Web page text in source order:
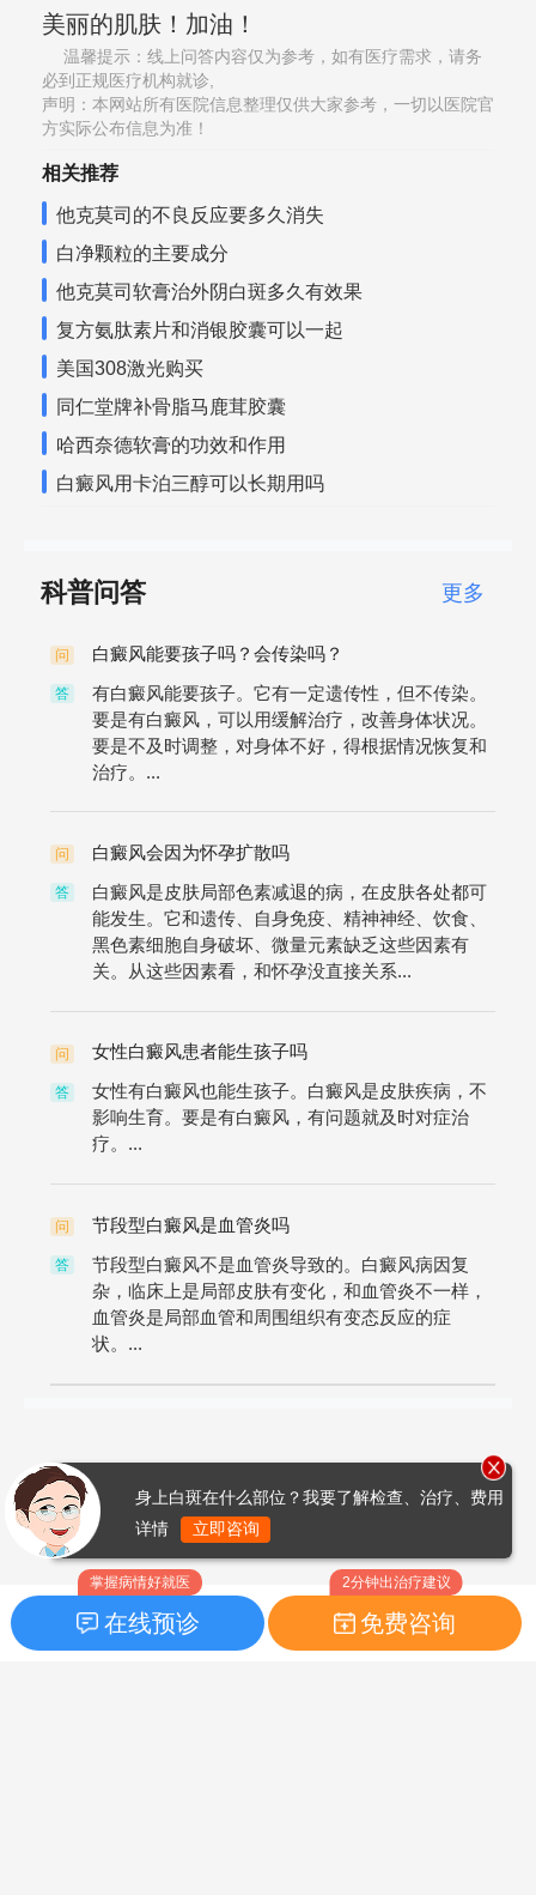
美丽的肌肤！加油！
温馨提示：线上问答内容仅为参考，如有医疗需求，请务
必到正规医疗机构就诊,
声明：本网站所有医院信息整理仅供大家参考，一切以医院官
方实际公布信息为准！
相关推荐
他克莫司的不良反应要多久消失
白净颗粒的主要成分
他克莫司软膏治外阴白斑多久有效果
复方氨肽素片和消银胶囊可以一起
美国308激光购买
同仁堂牌补骨脂马鹿茸胶囊
哈西奈德软膏的功效和作用
白癜风用卡泊三醇可以长期用吗
科普问答 更多
问 白癜风能要孩子吗？会传染吗？
答
有白癜风能要孩子。它有一定遗传性，但不传染。
要是有白癜风，可以用缓解治疗，改善身体状况。
要是不及时调整，对身体不好，得根据情况恢复和
治疗。...
问 白癜风会因为怀孕扩散吗
答
白癜风是皮肤局部色素减退的病，在皮肤各处都可
能发生。它和遗传、自身免疫、精神神经、饮食、
黑色素细胞自身破坏、微量元素缺乏这些因素有
关。从这些因素看，和怀孕没直接关系...
问 女性白癜风患者能生孩子吗
答
女性有白癜风也能生孩子。白癜风是皮肤疾病，不
影响生育。要是有白癜风，有问题就及时对症治
疗。...
问 节段型白癜风是血管炎吗
答
节段型白癜风不是血管炎导致的。白癜风病因复
杂，临床上是局部皮肤有变化，和血管炎不一样，
血管炎是局部血管和周围组织有变态反应的症
状。...
掌握病情好就医
在线预诊
2分钟出治疗建议
免费咨询
身上白斑在什么部位？我要了解检查、治疗、费用
详情
立即咨询